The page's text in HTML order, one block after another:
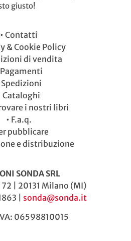
giusto!
• Contatti
& Cookie Policy
di vendita
Pagamenti
Spedizioni
Cataloghi
i nostri libri
• F.a.q.
pubblicare
e distribuzione
SONDA SRL
| 20131 Milano (MI)
| sonda@sonda.it
06598810015